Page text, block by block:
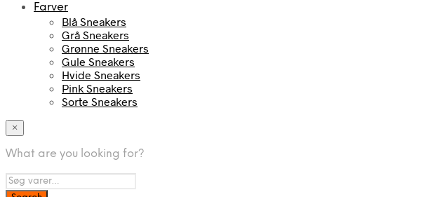
Farver
Blå Sneakers
Grå Sneakers
Grønne Sneakers
Gule Sneakers
Hvide Sneakers
Pink Sneakers
Sorte Sneakers
×
What are you looking for?